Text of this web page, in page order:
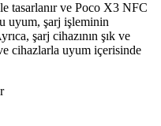
tasarlanır ve Poco X3 NFC
uyum, şarj işleminin
şarj cihazının şık ve
cihazlarla uyum içerisinde